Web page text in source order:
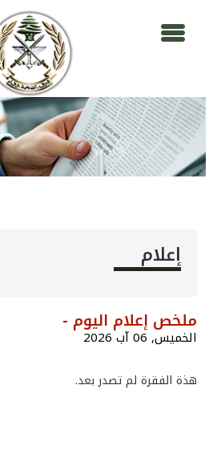
إعلام
ملخص إعلام اليوم -
الخميس, 06 آب 2026
هذة الفقرة لم تصدر بعد.